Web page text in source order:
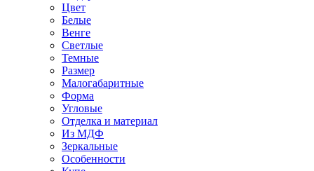
Цвет
Белые
Венге
Светлые
Темные
Размер
Малогабаритные
Форма
Угловые
Отделка и материал
Из МДФ
Зеркальные
Особенности